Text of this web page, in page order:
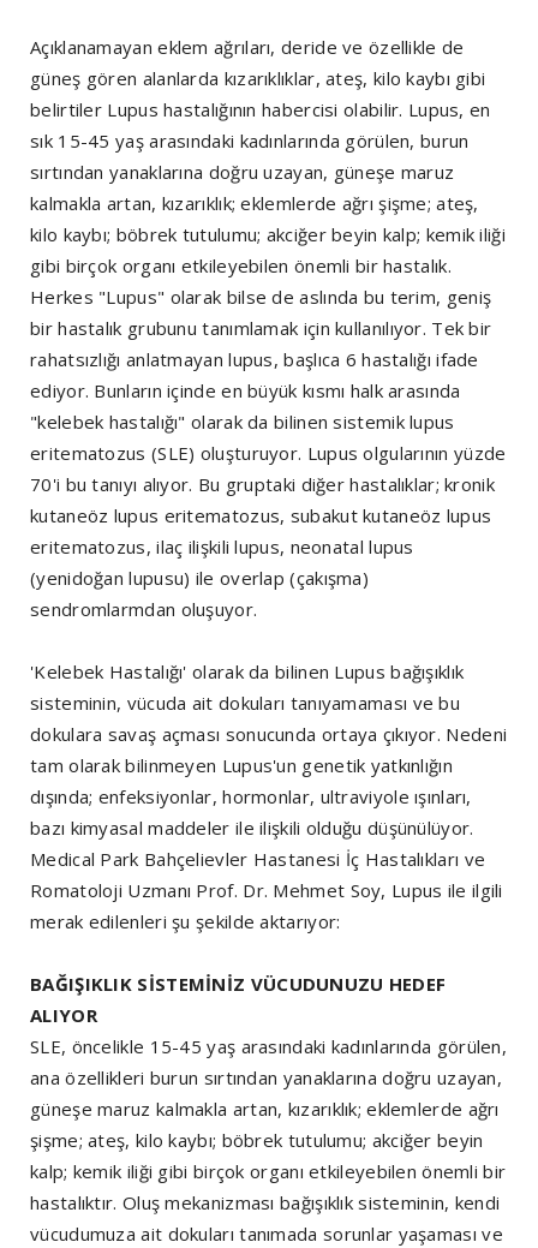
Açıklanamayan eklem ağrıları, deride ve özellikle de
güneş gören alanlarda kızarıklıklar, ateş, kilo kaybı gibi
belirtiler Lupus hastalığının habercisi olabilir. Lupus, en
sık 15-45 yaş arasındaki kadınlarında görülen, burun
sırtından yanaklarına doğru uzayan, güneşe maruz
kalmakla artan, kızarıklık; eklemlerde ağrı şişme; ateş,
kilo kaybı; böbrek tutulumu; akciğer beyin kalp; kemik iliği
gibi birçok organı etkileyebilen önemli bir hastalık.
Herkes "Lupus" olarak bilse de aslında bu terim, geniş
bir hastalık grubunu tanımlamak için kullanılıyor. Tek bir
rahatsızlığı anlatmayan lupus, başlıca 6 hastalığı ifade
ediyor. Bunların içinde en büyük kısmı halk arasında
"kelebek hastalığı" olarak da bilinen sistemik lupus
eritematozus (SLE) oluşturuyor. Lupus olgularının yüzde
70'i bu tanıyı alıyor. Bu gruptaki diğer hastalıklar; kronik
kutaneöz lupus eritematozus, subakut kutaneöz lupus
eritematozus, ilaç ilişkili lupus, neonatal lupus
(yenidoğan lupusu) ile overlap (çakışma)
sendromlarmdan oluşuyor.
'Kelebek Hastalığı' olarak da bilinen Lupus bağışıklık
sisteminin, vücuda ait dokuları tanıyamaması ve bu
dokulara savaş açması sonucunda ortaya çıkıyor. Nedeni
tam olarak bilinmeyen Lupus'un genetik yatkınlığın
dışında; enfeksiyonlar, hormonlar, ultraviyole ışınları,
bazı kimyasal maddeler ile ilişkili olduğu düşünülüyor.
Medical Park Bahçelievler Hastanesi İç Hastalıkları ve
Romatoloji Uzmanı Prof. Dr. Mehmet Soy, Lupus ile ilgili
merak edilenleri şu şekilde aktarıyor:
BAĞIŞIKLIK SİSTEMİNİZ VÜCUDUNUZU HEDEF
ALIYOR
SLE, öncelikle 15-45 yaş arasındaki kadınlarında görülen,
ana özellikleri burun sırtından yanaklarına doğru uzayan,
güneşe maruz kalmakla artan, kızarıklık; eklemlerde ağrı
şişme; ateş, kilo kaybı; böbrek tutulumu; akciğer beyin
kalp; kemik iliği gibi birçok organı etkileyebilen önemli bir
hastalıktır. Oluş mekanizması bağışıklık sisteminin, kendi
vücudumuza ait dokuları tanımada sorunlar yaşaması ve